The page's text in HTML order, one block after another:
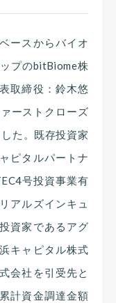
ースからバイオ
プのbitBiome株
取締役：鈴木悠
ーストクローズ
た。既存投資家
ピタルパートナ
号投資事業有
アルズインキュ
資家であるアグ
キャピタル株式
会社を引受先と
計資金調達金額